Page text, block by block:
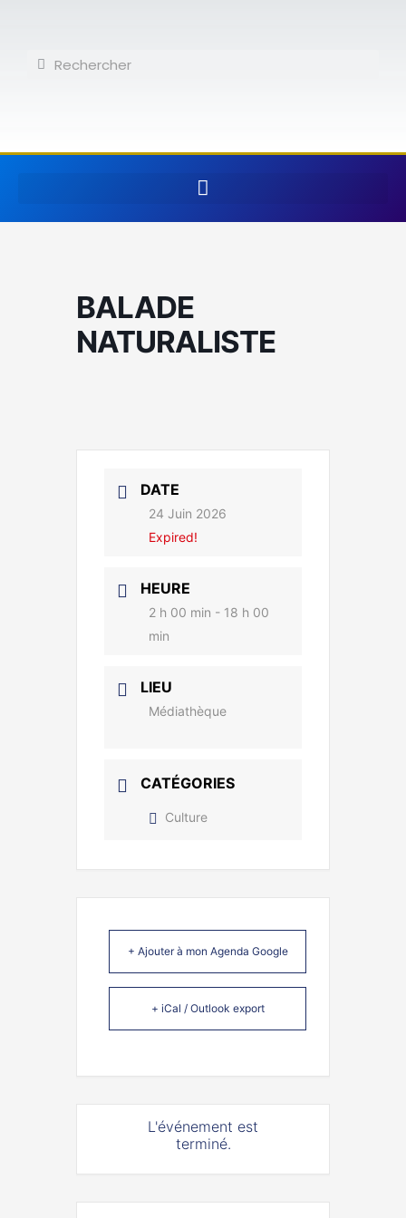
contenuRechercher
Rechercher
BALADE
NATURALISTE
DATE
24 Juin 2026
Expired!
HEURE
2 h 00 min - 18 h 00
min
LIEU
Médiathèque
CATÉGORIES
Culture
+ Ajouter à mon Agenda Google
+ iCal / Outlook export
L'événement est
terminé.